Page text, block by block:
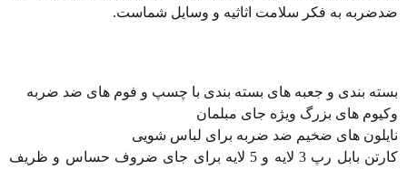
ضدضربه به فکر سلامت اثاثیه و وسایل شماست.
بسته بندی و جعبه های بسته بندی با چسپ و فوم های ضد ضربه
وکیوم های بزرگ ویژه جای مبلمان
نایلون های ضخیم ضد ضربه برای لباس شویی
کارتن بابل رپ 3 لایه و 5 لایه برای جای ضروف حساس و ظریف